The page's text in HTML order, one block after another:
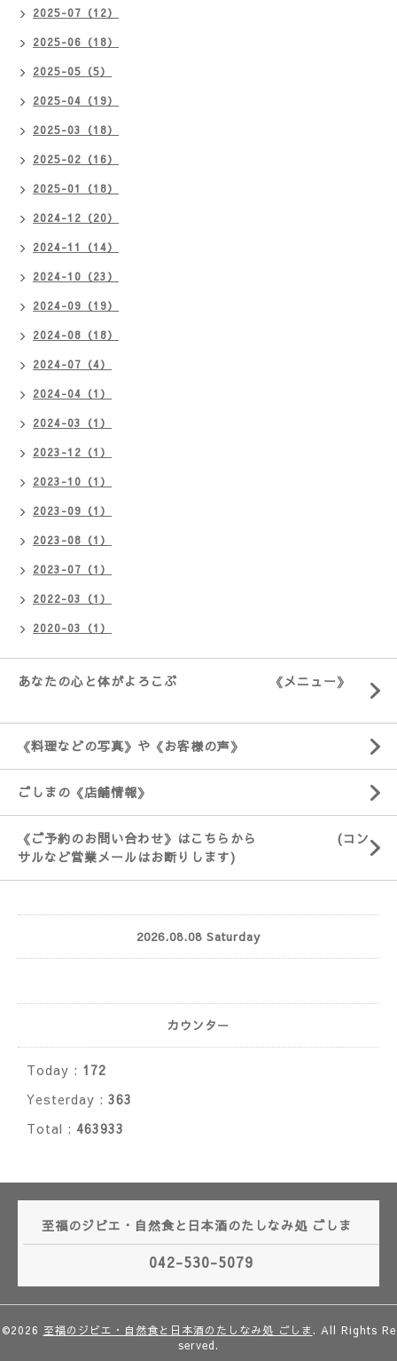
2025-07（12）
2025-06（18）
2025-05（5）
2025-04（19）
2025-03（18）
2025-02（16）
2025-01（18）
2024-12（20）
2024-11（14）
2024-10（23）
2024-09（19）
2024-08（18）
2024-07（4）
2024-04（1）
2024-03（1）
2023-12（1）
2023-10（1）
2023-09（1）
2023-08（1）
2023-07（1）
2022-03（1）
2020-03（1）
あなたの心と体がよろこぶ 《メニュー》
《料理などの写真》や《お客様の声》
ごしまの《店舗情報》
《ご予約のお問い合わせ》はこちらから (コン
サルなど営業メールはお断りします)
2026.08.08 Saturday
カウンター
Today : 172
Yesterday : 363
Total : 463933
至福のジビエ・自然食と日本酒のたしなみ処 ごしま
042-530-5079
©2026 至福のジビエ・自然食と日本酒のたしなみ処 ごしま. All Rights Re
served.